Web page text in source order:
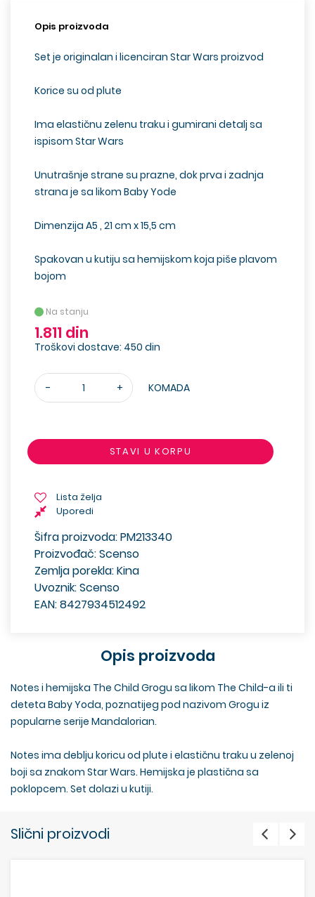
Opis proizvoda
Set je originalan i licenciran Star Wars proizvod
Korice su od plute
Ima elastičnu zelenu traku i gumirani detalj sa
ispisom Star Wars
Unutrašnje strane su prazne, dok prva i zadnja
strana je sa likom Baby Yode
Dimenzija A5 , 21 cm x 15,5 cm
Spakovan u kutiju sa hemijskom koja piše plavom
bojom
Na stanju
1.811 din
Troškovi dostave: 450 din
- + KOMADA
STAVI U KORPU
Lista želja
Uporedi
Šifra proizvoda: PM213340
Proizvođač: Scenso
Zemlja porekla: Kina
Uvoznik: Scenso
EAN: 8427934512492
Opis proizvoda
Notes i hemijska The Child Grogu sa likom The Child-a ili ti
deteta Baby Yoda, poznatijeg pod nazivom Grogu iz
popularne serije Mandalorian.
Notes ima deblju koricu od plute i elastičnu traku u zelenoj
boji sa znakom Star Wars. Hemijska je plastična sa
poklopcem. Set dolazi u kutiji.
Slični proizvodi